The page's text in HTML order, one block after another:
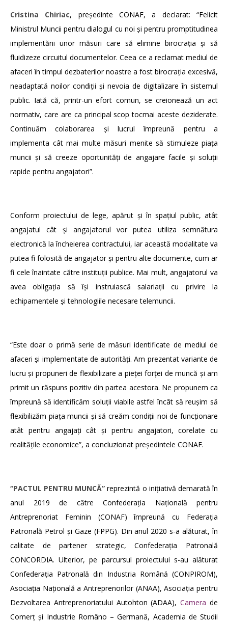
Cristina Chiriac, președinte CONAF, a declarat: “Felicit
Ministrul Muncii pentru dialogul cu noi și pentru promptitudinea
implementării unor măsuri care să elimine birocrația și să
fluidizeze circuitul documentelor. Ceea ce a reclamat mediul de
afaceri în timpul dezbaterilor noastre a fost birocrația excesivă,
neadaptată noilor condiții și nevoia de digitalizare în sistemul
public. Iată că, printr-un efort comun, se creionează un act
normativ, care are ca principal scop tocmai aceste deziderate.
Continuăm colaborarea și lucrul împreună pentru a
implementa cât mai multe măsuri menite să stimuleze piața
muncii și să creeze oportunități de angajare facile și soluții
rapide pentru angajatori”.
Conform proiectului de lege, apărut și în spațiul public, atât
angajatul cât și angajatorul vor putea utiliza semnătura
electronică la încheierea contractului, iar această modalitate va
putea fi folosită de angajator și pentru alte documente, cum ar
fi cele înaintate către instituții publice. Mai mult, angajatorul va
avea obligația să își instruiască salariații cu privire la
echipamentele și tehnologiile necesare telemuncii.
“Este doar o primă serie de măsuri identificate de mediul de
afaceri și implementate de autorități. Am prezentat variante de
lucru și propuneri de flexibilizare a pieței forței de muncă și am
primit un răspuns pozitiv din partea acestora. Ne propunem ca
împreună să identificăm soluții viabile astfel încât să reușim să
flexibilizăm piața muncii și să creăm condiții noi de funcționare
atât pentru angajați cât și pentru angajatori, corelate cu
realitățile economice”, a concluzionat președintele CONAF.
“PACTUL PENTRU MUNCĂ” reprezintă o inițiativă demarată în
anul 2019 de către Confederația Națională pentru
Antreprenoriat Feminin (CONAF) împreună cu Federația
Patronală Petrol și Gaze (FPPG). Din anul 2020 s-a alăturat, în
calitate de partener strategic, Confederația Patronală
CONCORDIA. Ulterior, pe parcursul proiectului s-au alăturat
Confederația Patronală din Industria Română (CONPIROM),
Asociația Națională a Antreprenorilor (ANAA), Asociația pentru
Dezvoltarea Antreprenoriatului Autohton (ADAA),Camera de
Comerț și Industrie Româno – Germană, Academia de Studii